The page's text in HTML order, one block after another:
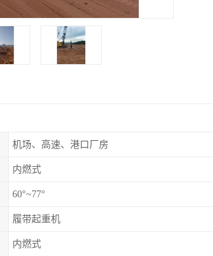
机场、高速、港口厂房
内燃式
60°~77°
履带起重机
内燃式